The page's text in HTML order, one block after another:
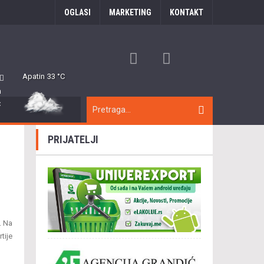
OGLASI MARKETING KONTAKT
Apatin 33 °C
Na
PRIJATELJI